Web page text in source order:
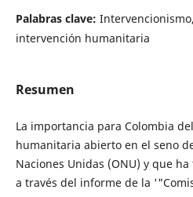
Palabras clave:
intervención humanitaria
Resumen
La importancia para Colombia
humanitaria abierto en el seno
Naciones Unidas (ONU) y que
a través del informe de la